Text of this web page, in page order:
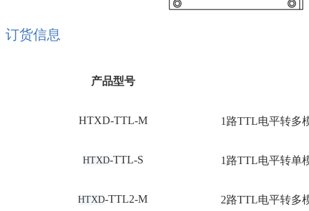
订货信息
产品型号
HTXD-TTL-M 1路TTL电平转多
HTXD-TTL-S 1路TTL电平转单
HTXD-TTL2-M 2路TTL电平转多